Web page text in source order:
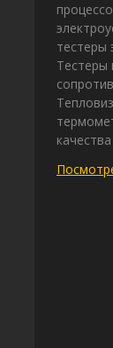
тестеры
Тестеры